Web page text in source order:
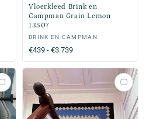
Vloerkleed Brink en
Campman Grain Lemon
13507
Verkoper:
BRINK EN CAMPMAN
Normale
prijs
€439 - €3.739